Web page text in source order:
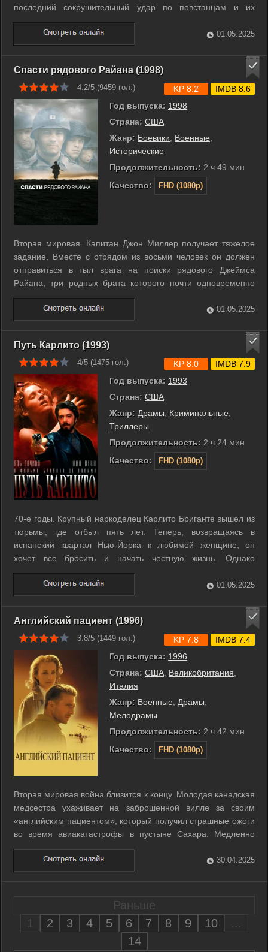
последний сокрушительный удар по повстанцам и их
союзникам. Люк Скайуокер вместе с принцессой Лейей и
верными дроидами R2D2 и C-3PO отправляется спасать
своего друга Хана Соло, который попал в ...
01.05.2025
Спасти рядового Райана (1998)
4.2/5 (9459 гол.)
Год выпуска: 1998
Страна: США
Жанр: Боевики Военные
Исторические
Продолжительность: 2 ч 49 мин
Качество:
FHD (1080p)
KP 8.2 IMDB 8.6
Вторая мировая. Капитан Джон Миллер получает тяжелое
задание. Вместе с отрядом из восьми человек он должен
отправиться в тыл врага на поиски рядового Джеймса
Райана, три родных брата которого почти одновременно
погибли на полях сражений. Командование приняло
решение демобилизовать Райана и отправить его на родину
к безутешной матери. Но чтобы ...
01.05.2025
Путь Карлито (1993)
4/5 (1475 гол.)
Год выпуска: 1993
Страна: США
Жанр: Драмы Криминальные
Триллеры
Продолжительность: 2 ч 24 мин
Качество:
FHD (1080p)
KP 8.0 IMDB 7.9
70-е годы. Крупный наркоделец Карлито Бриганте вышел из
тюрьмы, где отбыл пять лет. Теперь, возвращаясь в
испанский квартал Нью-Йорка к любимой женщине, он
хочет все бросить и начать честную жизнь. Однако
криминальное прошлое и просьба близкого друга, адвоката
Клейнфилда, ввязавшегося в опасную авантюру,
неудержимо тянут Карлито в пучину гибели… ...
01.05.2025
Английский пациент (1996)
3.8/5 (1449 гол.)
Год выпуска: 1996
Страна: США Великобритания
Италия
Жанр: Военные Драмы
Мелодрамы
Продолжительность: 2 ч 42 мин
Качество:
FHD (1080p)
KP 7.8 IMDB 7.4
Вторая мировая война близится к концу. Молодая канадская
медсестра ухаживает на заброшенной вилле за своим
«английским пациентом», который получил страшные ожоги
во время авиакатастрофы в пустыне Сахара. Медленно
угасая, он воскрешает в памяти свой страстный роман с
замужней женщиной, сметенный ураганом войны и
банальными предрассудками, что в ...
30.04.2025
Раньше
1
2 3 4 5 6 7 8 9 10
...
14